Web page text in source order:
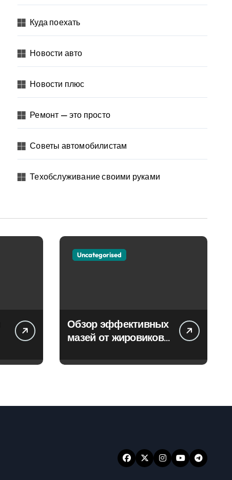
Куда поехать
Новости авто
Новости плюс
Ремонт — это просто
Советы автомобилистам
Техобслуживание своими руками
Uncategorised
Обзор эффективных
мазей от жировиков
эффектом